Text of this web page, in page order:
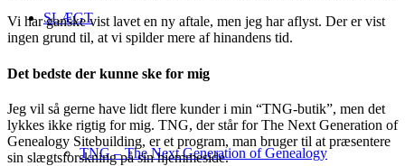
SLÆGT
TNG – The Next Generation of Genealogy
Vi har ganske vist lavet en ny aftale, men jeg har aflyst. Der er vist
ingen grund til, at vi spilder mere af hinandens tid.
Det bedste der kunne ske for mig
Jeg vil så gerne have lidt flere kunder i min “TNG-butik”, men det
lykkes ikke rigtig for mig. TNG, der står for The Next Generation of
Genealogy Sitebuilding, er et program, man bruger til at præsentere
sin slægtsforskning på sin hjemmeside.